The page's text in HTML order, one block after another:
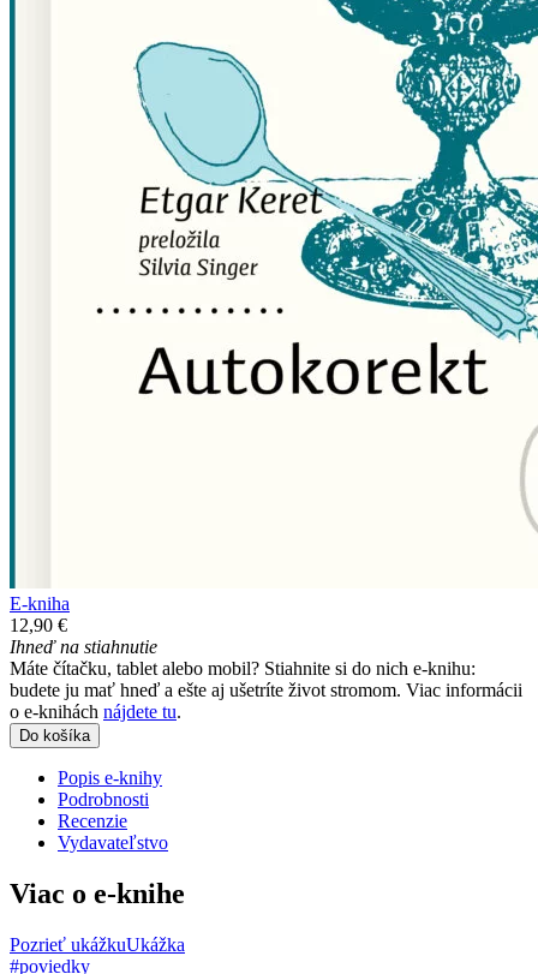
E-kniha
12,90 €
Ihneď na stiahnutie
Máte čítačku, tablet alebo mobil? Stiahnite si do nich e-knihu:
budete ju mať hneď a ešte aj ušetríte život stromom. Viac informácii
o e-knihách nájdete tu.
Do košíka
Popis e-knihy
Podrobnosti
Recenzie
Vydavateľstvo
Viac o e-knihe
Pozrieť ukážkuUkážka
#poviedky